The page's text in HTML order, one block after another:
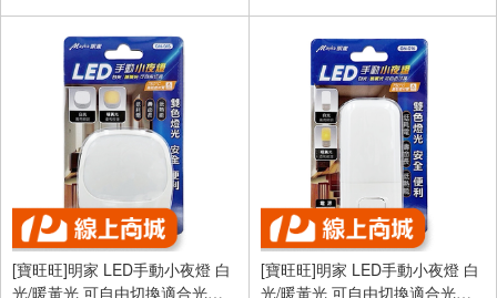
[寶旺旺]明家 LED手動小夜燈 白
光/暖黃光 可自由切換適合光源
[寶旺旺]明家 LED手動小夜燈 白
光/暖黃光 可自由切換適合光源